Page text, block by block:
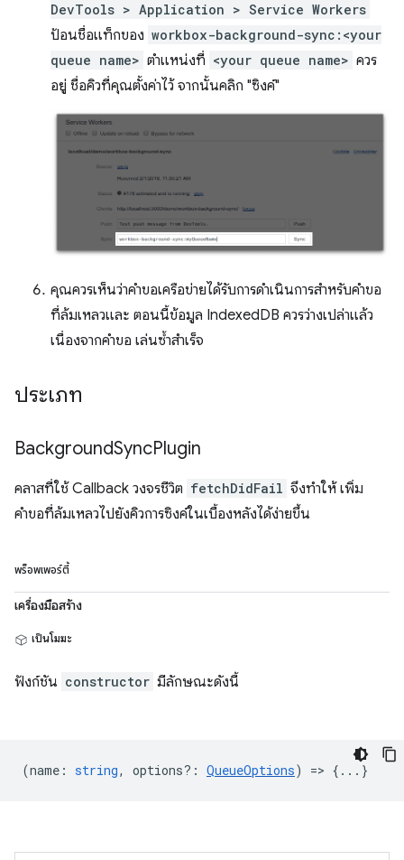
DevTools > Application > Service Workers
ป้อนชื่อแท็กของ workbox-background-sync:<your
queue name> ตำแหน่งที่ <your queue name> ควร
อยู่ ชื่อคิวที่คุณตั้งค่าไว้ จากนั้นคลิก "ซิงค์"
คุณควรเห็นว่าคำขอเครือข่ายได้รับการดำเนินการสำหรับคำขอ
ที่ล้มเหลวและ ตอนนี้ข้อมูล IndexedDB ควรว่างเปล่าแล้ว
เนื่องจากคำขอ เล่นซ้ำสำเร็จ
ประเภท
BackgroundSyncPlugin
คลาสที่ใช้ Callback วงจรชีวิต fetchDidFail จึงทำให้ เพิ่ม
คำขอที่ล้มเหลวไปยังคิวการซิงค์ในเบื้องหลังได้ง่ายขึ้น
พร็อพเพอร์ตี้
เครื่องมือสร้าง
เป็นโมฆะ
ฟังก์ชัน constructor มีลักษณะดังนี้
(name : string, options? : QueueOptions) => {...}